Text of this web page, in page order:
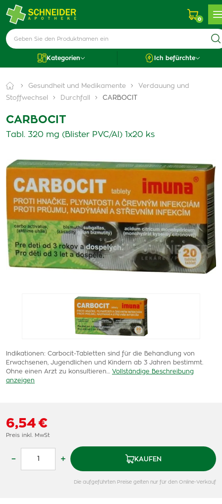
0
Kategorien Ich befürchte
Gesundheit und Medikamente
Verdauung und
Stoffwechsel
Durchfall CARBOCIT
CARBOCIT
Tabl. 320 mg (Blister PVC/Al) 1x20 ks
Indikationen: Carbocit-Tabletten sind für die Behandlung von
Erwachsenen, Jugendlichen und Kindern ab 3 Jahren bestimmt.
Ohne einen Arzt zu konsultieren…
Vollständige Beschreibung
anzeigen
6,54 €
Preis inkl. MwSt
– + KAUFEN
Die aufgeführten Preise gelten nur für den Online-Verkauf